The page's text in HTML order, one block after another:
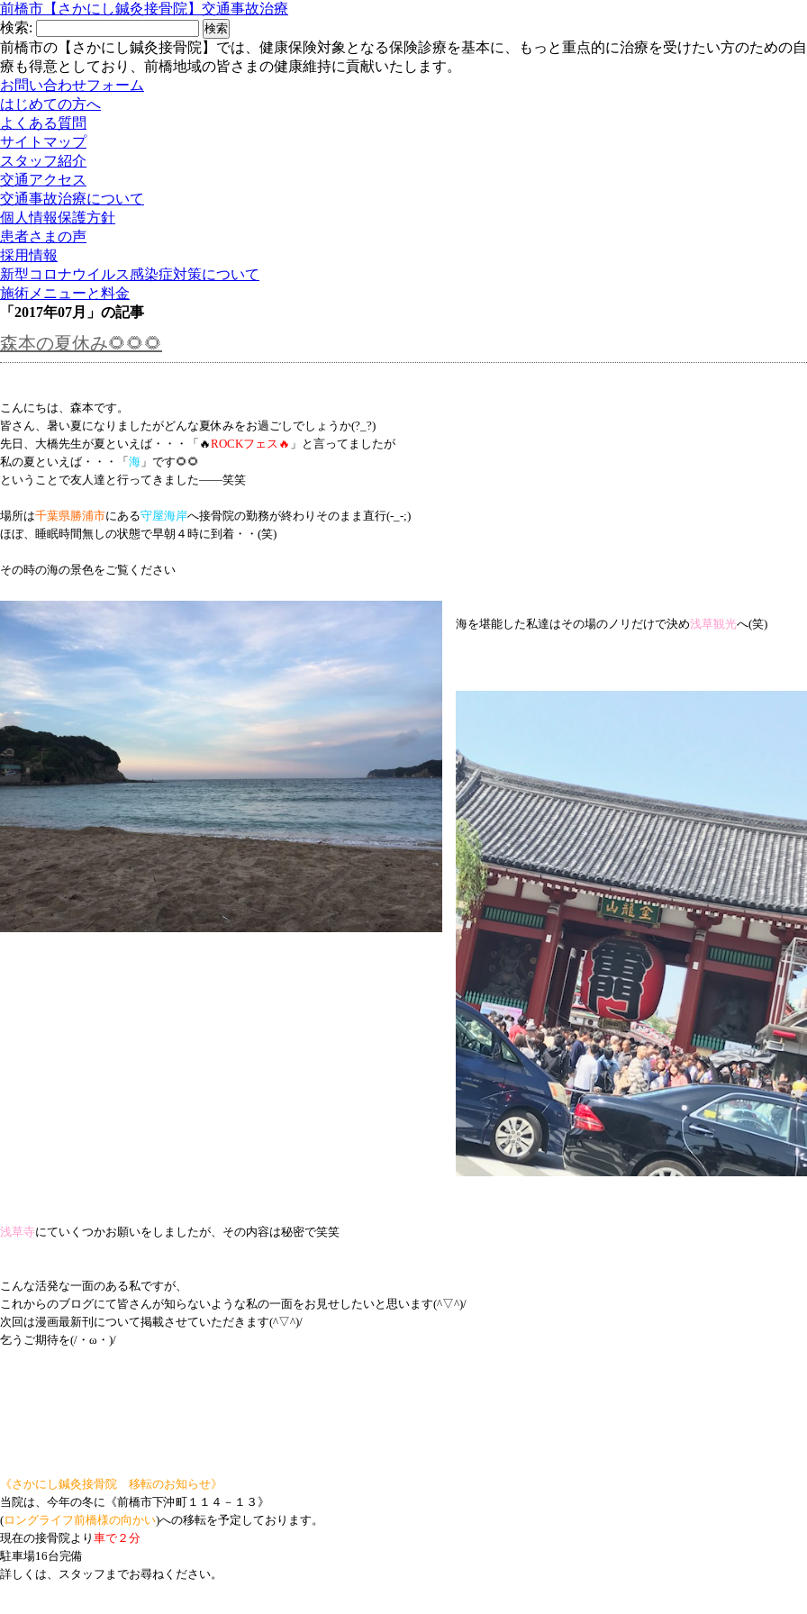
前橋市【さかにし鍼灸接骨院】交通事故治療
検索:
前橋市の【さかにし鍼灸接骨院】では、健康保険対象となる保険診療を基本に、もっと重点的に治療を受けたい方のための
療も得意としており、前橋地域の皆さまの健康維持に貢献いたします。
お問い合わせフォーム
はじめての方へ
よくある質問
サイトマップ
スタッフ紹介
交通アクセス
交通事故治療について
個人情報保護方針
患者さまの声
採用情報
新型コロナウイルス感染症対策について
施術メニューと料金
「2017年07月」の記事
森本の夏休み🌻🌻🌻
こんにちは、森本です。
皆さん、暑い夏になりましたがどんな夏休みをお過ごしでしょうか(?_?)
先日、大橋先生が夏といえば・・・「🔥ROCKフェス🔥 」と言ってましたが
私の夏といえば・・・「 海 」 です🌻🌻
ということで友人達と行ってきました――笑笑
場所は千葉県勝浦市にある守屋海岸へ接骨院の勤務が終わりそのまま直行(-_-;)
ほぼ、睡眠時間無しの状態で早朝 ４時に到着・・(笑)
その時の海の景色をご覧ください
海を堪能した私達はその場のノリだけで決め浅草観光へ(笑)
浅草寺にていくつかお願いをしましたが、その内容は秘密で笑笑
こんな活発な一面のある私ですが、
これからのブログにて皆さんが知らないような私の一面をお見せしたいと思います(^▽^)/
次回は漫画最新刊について掲載させていただきます(^▽^)/
乞うご期待を(/・ω・)/
《さかにし鍼灸接骨院 移転のお知らせ》
当院は、今年の冬に《前橋市下沖町１１４－１３》
(ロングライフ前橋様の向かい)への移転を予定しております。
現在の接骨院より 車で２分
駐車場16台完備
詳しくは、スタッフまでお尋ねください。